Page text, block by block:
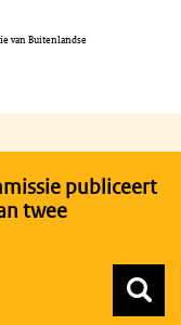
van Buitenlandse
publiceert
twee